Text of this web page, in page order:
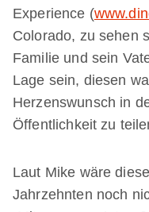
Experience (
Colorado, zu sehen
Familie und sein
Lage sein, diesen
Herzenswunsch in
Öffentlichkeit zu
Laut Mike wäre
Jahrzehnten noch